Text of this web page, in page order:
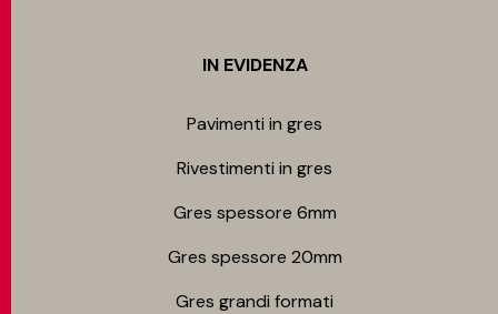
IN EVIDENZA
Pavimenti in gres
Rivestimenti in gres
Gres spessore 6mm
Gres spessore 20mm
Gres grandi formati